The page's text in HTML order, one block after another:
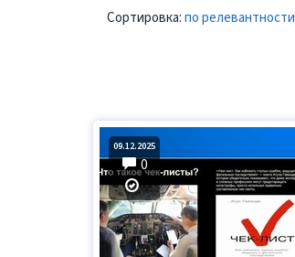
Сортировка:по релевантности
09.12.2025
0